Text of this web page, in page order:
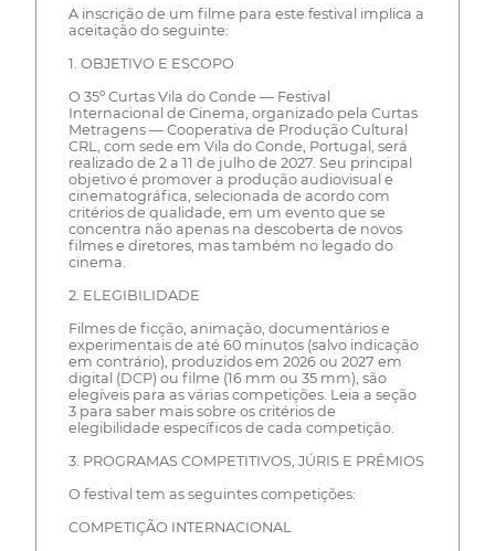
A inscrição de um filme para este festival implica a
aceitação do seguinte:
1. OBJETIVO E ESCOPO
O 35º Curtas Vila do Conde — Festival
Internacional de Cinema, organizado pela Curtas
Metragens — Cooperativa de Produção Cultural
CRL, com sede em Vila do Conde, Portugal, será
realizado de 2 a 11 de julho de 2027. Seu principal
objetivo é promover a produção audiovisual e
cinematográfica, selecionada de acordo com
critérios de qualidade, em um evento que se
concentra não apenas na descoberta de novos
filmes e diretores, mas também no legado do
cinema.
2. ELEGIBILIDADE
Filmes de ficção, animação, documentários e
experimentais de até 60 minutos (salvo indicação
em contrário), produzidos em 2026 ou 2027 em
digital (DCP) ou filme (16 mm ou 35 mm), são
elegíveis para as várias competições. Leia a seção
3 para saber mais sobre os critérios de
elegibilidade específicos de cada competição.
3. PROGRAMAS COMPETITIVOS, JÚRIS E PRÊMIOS
O festival tem as seguintes competições:
COMPETIÇÃO INTERNACIONAL